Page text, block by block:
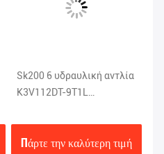
Sk200 6 υδραυλική αντλία
K3V112DT-9T1L
καθισμάτων αργιλίου
Πάρτε την καλύτερη τιμή